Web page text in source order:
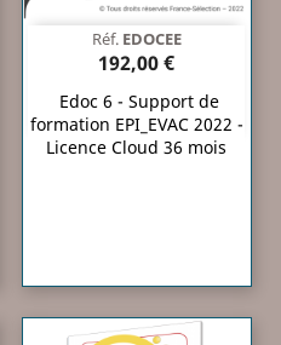
Réf. EDOCEE
192,00 €
Edoc 6 - Support de
formation EPI_EVAC 2022 -
Licence Cloud 36 mois